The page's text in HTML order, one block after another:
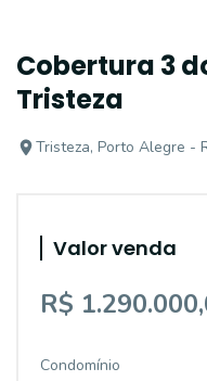
Cobertura 3
Tristeza
Tristeza, Porto Alegre -
Valor venda
R$
Condomínio